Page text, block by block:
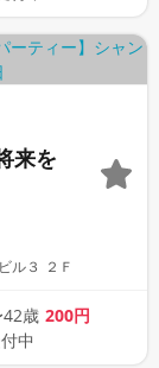
来を
ル３ ２Ｆ
歳 200円
中